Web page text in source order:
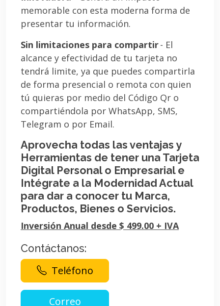
memorable con esta moderna forma de
presentar tu información.
Sin limitaciones para compartir- El
alcance y efectividad de tu tarjeta no
tendrá limite, ya que puedes compartirla
de forma presencial o remota con quien
tú quieras por medio del Código Qr o
compartiéndola por WhatsApp, SMS,
Telegram o por Email.
Aprovecha todas las ventajas y
Herramientas de tener una Tarjeta
Digital Personal o Empresarial e
Intégrate a la Modernidad Actual
para dar a conocer tu Marca,
Productos, Bienes o Servicios.
Inversión Anual desde $ 499.00 + IVA
Contáctanos:
Teléfono